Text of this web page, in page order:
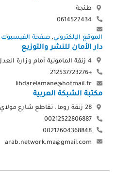
طنجة
0614522434
الموقع الإلكتروني, صفحة الفيسبوك
دار الأمان للنشر والتوزيع
4 زنقة المامونية أمام وزارة العدل، الرباط المدينة
+212537723276
libdarelamane@hotmail.fr
مكتبة الشبكة العربية
28 زنقة روما ، تقاطع شارع مولاي إدريس الأول
00212522806887
00212604368848
arab.network.ma@gmail.com